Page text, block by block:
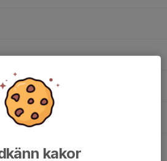
kakor